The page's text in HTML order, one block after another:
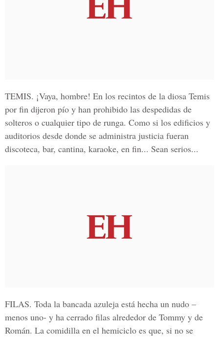
TEMIS. ¡Vaya, hombre! En los recintos de la diosa Temis
por fin dijeron pío y han prohibido las despedidas de
solteros o cualquier tipo de runga. Como si los edificios y
auditorios desde donde se administra justicia fueran
discoteca, bar, cantina, karaoke, en fin... Sean serios...
FILAS. Toda la bancada azuleja está hecha un nudo –
menos uno- y ha cerrado filas alrededor de Tommy y de
Román. La comidilla en el hemiciclo es que, si no se